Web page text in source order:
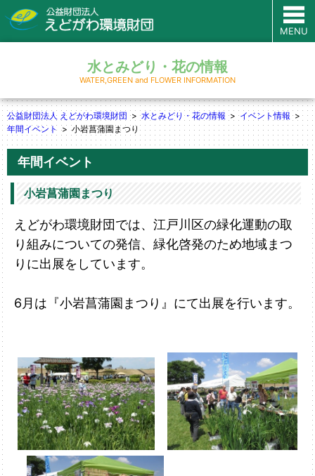
MENU
水とみどり・花の情報
WATER,GREEN and FLOWER INFORMATION
公益財団法人 えどがわ環境財団 水とみどり・花の情報
イベント情報
年間イベント
小岩菖蒲園まつり
年間イベント
小岩菖蒲園まつり
えどがわ環境財団では、江戸川区の緑化運動の取
り組みについての発信、緑化啓発のため地域まつ
りに出展をしています。
6月は『小岩菖蒲園まつり』にて出展を行います。